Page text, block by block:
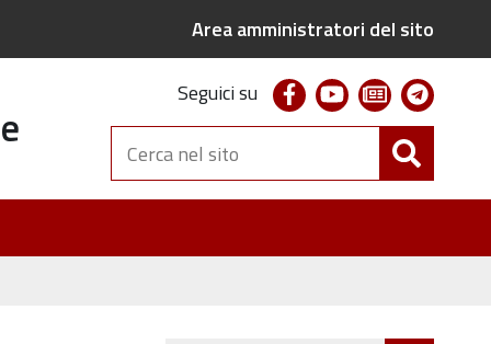
Area amministratori del sito
Seguici su facebookyoutubenewsletter
Cerca
nel
sito